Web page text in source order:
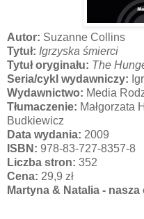
Autor: Suzanne Collins
Tytuł: Igrzyska śmierci
Tytuł oryginału: The
Seria/cykl wydawniczy:
Wydawnictwo: Media
Tłumaczenie: Małgorzata
Budkiewicz
Data wydania: 2009
ISBN: 978-83-727-8357-8
Liczba stron: 352
Cena: 29,9 zł
Martyna & Natalia - nasza